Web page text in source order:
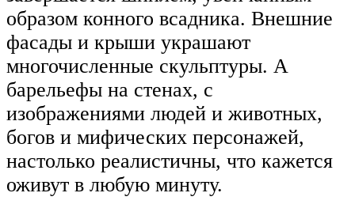
образом конного всадника. Внешние
фасады и крыши украшают
многочисленные скульптуры. А
барельефы на стенах, с
изображениями людей и животных,
богов и мифических персонажей,
настолько реалистичны, что кажется
оживут в любую минуту.